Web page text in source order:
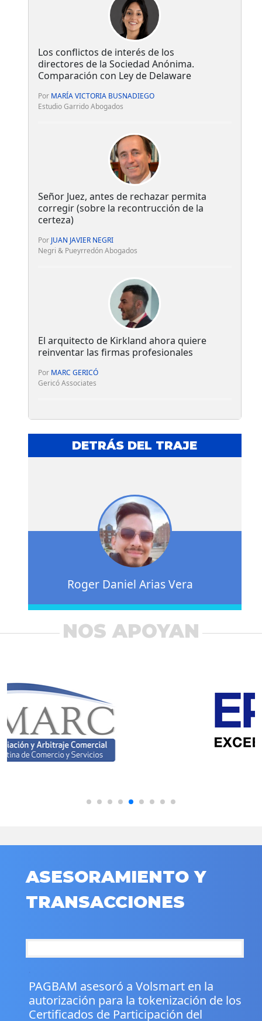
Los conflictos de interés de los
directores de la Sociedad Anónima.
Comparación con Ley de Delaware
Por MARÍA VICTORIA BUSNADIEGO
Estudio Garrido Abogados
Señor Juez, antes de rechazar permita
corregir (sobre la recontrucción de la
certeza)
Por JUAN JAVIER NEGRI
Negri & Pueyrredón Abogados
El arquitecto de Kirkland ahora quiere
reinventar las firmas profesionales
Por MARC GERICÓ
Gericó Associates
DETRÁS DEL TRAJE
Roger Daniel Arias Vera
NOS APOYAN
ASESORAMIENTO Y
TRANSACCIONES
PAGBAM asesoró a Volsmart en la
autorización para la tokenización de los
Certificados de Participación del